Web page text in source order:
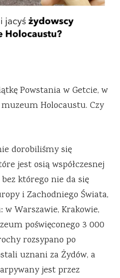
Powstania w Getcie, w
Holocaustu. Czy
dorobiliśmy się
jest osią współczesnej
którego nie da się
i Zachodniego Świata,
Warszawie, Krakowie,
poświęconego 3 000
rozsypano po
uznani za Żydów, a
jest przez